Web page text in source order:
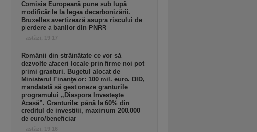
Comisia Europeană pune sub lupă
modificările la legea decarbonizării.
Bruxelles avertizează asupra riscului de
pierdere a banilor din PNRR
astăzi, 19:17
Românii din străinătate ce vor să
dezvolte afaceri locale prin firme noi pot
primi granturi. Bugetul alocat de
Ministerul Finanţelor: 100 mil. euro. BID,
mandatată să gestioneze granturile
programului „Diaspora Investeşte
Acasă”. Granturile: până la 60% din
creditul de investiţii, maximum 200.000
de euro/beneficiar
astăzi, 19:16